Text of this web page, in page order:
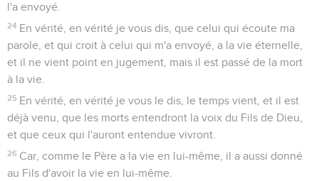
l'a envoyé.
24 En vérité, en vérité je vous dis, que celui qui écoute ma
parole, et qui croit à celui qui m'a envoyé, a la vie éternelle,
et il ne vient point en jugement, mais il est passé de la mort
à la vie.
25 En vérité, en vérité je vous le dis, le temps vient, et il est
déjà venu, que les morts entendront la voix du Fils de Dieu,
et que ceux qui l'auront entendue vivront.
26 Car, comme le Père a la vie en lui-même, il a aussi donné
au Fils d'avoir la vie en lui-même.